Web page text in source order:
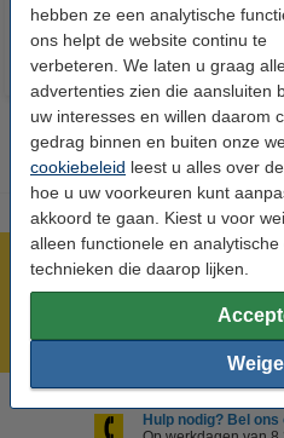
hebben ze een analytische
ons helpt de website continu te
verbeteren. We laten u graag
advertenties zien die aansluiten
uw interesses en willen daarom
gedrag binnen en buiten onze
cookiebeleid leest u alles over
hoe u uw voorkeuren kunt
akkoord te gaan. Kiest u voor
alleen functionele en
technieken die daarop lijken.
Meer dan 5 miljoen klanten!
Laagsteprijsgarantie!
Hulp nodig? Bel ons